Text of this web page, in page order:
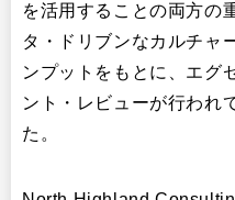
を活用することの両方の
タ・ドリブンなカルチャ
ンプットをもとに、エグ
ント・レビューが行われ
た。